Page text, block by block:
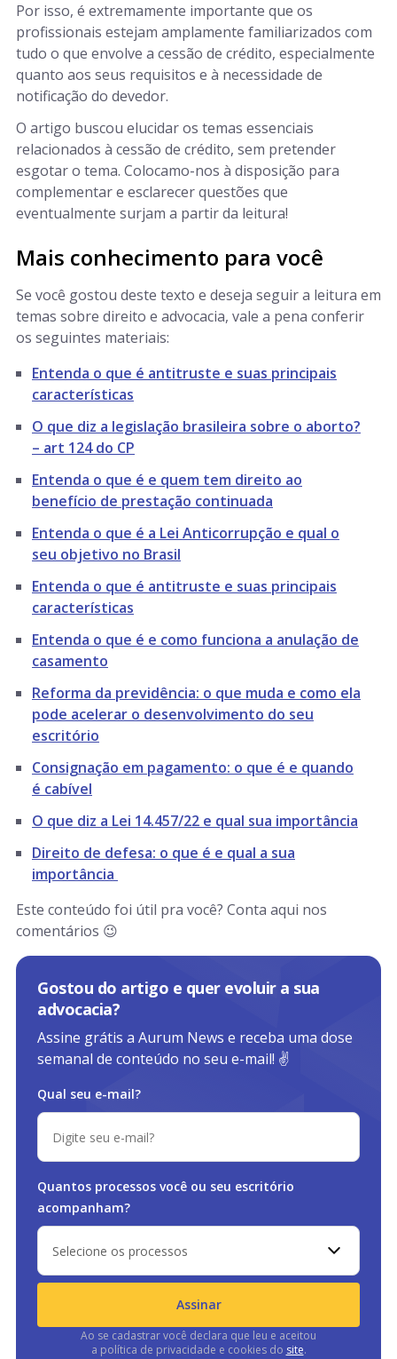
Por isso, é extremamente importante que os
profissionais estejam amplamente familiarizados com
tudo o que envolve a cessão de crédito, especialmente
quanto aos seus requisitos e à necessidade de
notificação do devedor.
O artigo buscou elucidar os temas essenciais
relacionados à cessão de crédito, sem pretender
esgotar o tema. Colocamo-nos à disposição para
complementar e esclarecer questões que
eventualmente surjam a partir da leitura!
Mais conhecimento para você
Se você gostou deste texto e deseja seguir a leitura em
temas sobre direito e advocacia, vale a pena conferir
os seguintes materiais:
Entenda o que é antitruste e suas principais
características
O que diz a legislação brasileira sobre o aborto?
– art 124 do CP
Entenda o que é e quem tem direito ao
benefício de prestação continuada
Entenda o que é a Lei Anticorrupção e qual o
seu objetivo no Brasil
Entenda o que é antitruste e suas principais
características
Entenda o que é e como funciona a anulação de
casamento
Reforma da previdência: o que muda e como ela
pode acelerar o desenvolvimento do seu
escritório
Consignação em pagamento: o que é e quando
é cabível
O que diz a Lei 14.457/22 e qual sua importância
Direito de defesa: o que é e qual a sua
importância
Este conteúdo foi útil pra você? Conta aqui nos
comentários 😉
Gostou do artigo e quer evoluir a sua
advocacia?
Assine grátis a Aurum News e receba uma dose
semanal de conteúdo no seu e-mail! ✌️
Qual seu e-mail?
Quantos processos você ou seu escritório
acompanham?
Selecione os processos
Assinar
Ao se cadastrar você declara que leu e aceitou
a política de privacidade e cookies do site.